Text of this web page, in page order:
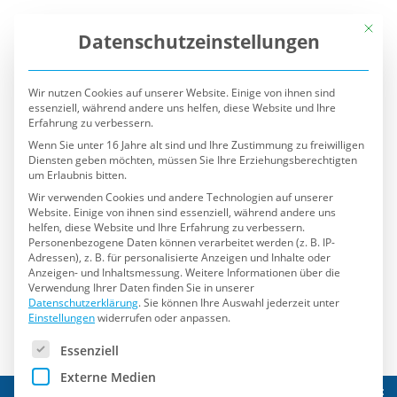
Mit
Datenschutzeinstellungen
Wir nutzen Cookies auf unserer Website. Einige von ihnen sind
essenziell, während andere uns helfen, diese Website und Ihre
Erfahrung zu verbessern.
Wenn Sie unter 16 Jahre alt sind und Ihre Zustimmung zu freiwilligen
Diensten geben möchten, müssen Sie Ihre Erziehungsberechtigten
um Erlaubnis bitten.
Wir verwenden Cookies und andere Technologien auf unserer
Website. Einige von ihnen sind essenziell, während andere uns
helfen, diese Website und Ihre Erfahrung zu verbessern.
Personenbezogene Daten können verarbeitet werden (z. B. IP-
Adressen), z. B. für personalisierte Anzeigen und Inhalte oder
Anzeigen- und Inhaltsmessung.Weitere Informationen über die
Verwendung Ihrer Daten finden Sie in unserer
Datenschutzerklärung.Sie können Ihre Auswahl jederzeit unter
Einstellungenwiderrufen oder anpassen.
Es folgt eine Liste der Service-Gruppen, für die eine
Essenziell
Externe Medien